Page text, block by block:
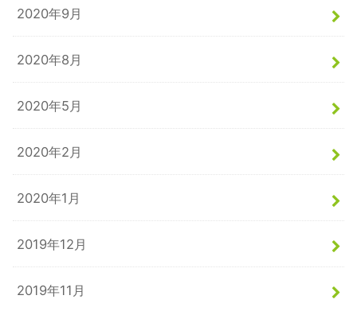
2020年9月
2020年8月
2020年5月
2020年2月
2020年1月
2019年12月
2019年11月